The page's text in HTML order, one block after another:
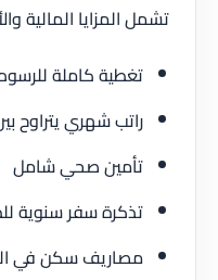
تشمل المزايا المالية
تغطية كاملة
راتب شهري يتراوح بين 1500-2000 دولار
تأمين صحي شامل
تذكرة سفر سنوية
مصاريف سكن في